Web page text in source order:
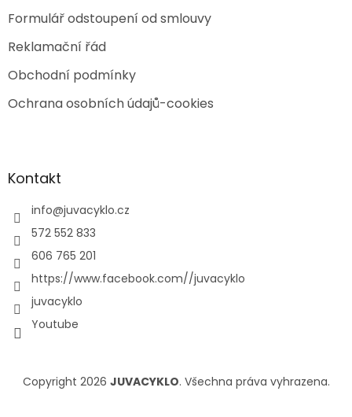
Formulář odstoupení od smlouvy
Reklamační řád
Obchodní podmínky
Ochrana osobních údajů-cookies
Kontakt
info@juvacyklo.cz
572 552 833
606 765 201
https://www.facebook.com//juvacyklo
juvacyklo
Youtube
Copyright 2026 JUVACYKLO. Všechna práva vyhrazena.